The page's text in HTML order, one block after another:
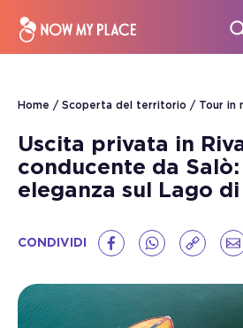
Home Scoperta del territorio Tour in
Uscita privata in
conducente da Salò:
eleganza sul Lago
CONDIVIDI